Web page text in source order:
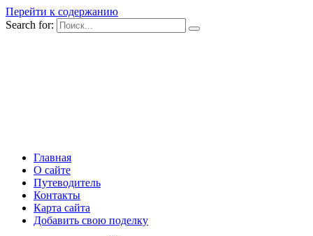
Перейти к содержанию
Search for:
Главная
О сайте
Путеводитель
Контакты
Карта сайта
Добавить свою поделку